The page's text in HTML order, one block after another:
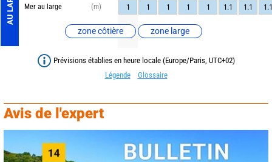
Mer au large
(m)
zone côtière zone large
1
1 1 1 1 1.1 1.1 1.1
Prévisions établies en heure locale (Europe/Paris, UTC+02)
Légende
Glossaire
Avis de l'expert